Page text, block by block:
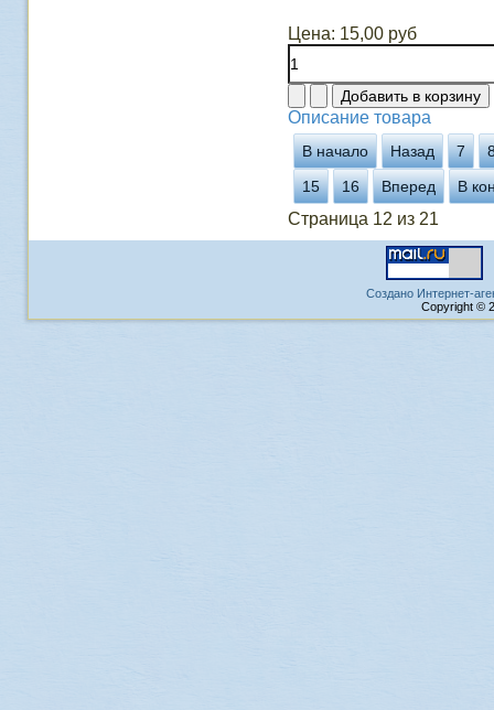
Цена: 15,00 руб
Описание товара
В начало Назад 7
15
16 Вперед В
Страница 12 из 21
Создано Интернет-
Copyright ©